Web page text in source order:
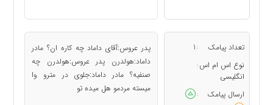
تعداد پیامک :
1
نوع اس ام اس :
انگلیسی
ارسال پیامک
:
پدر عروس:آقای داماد چه کاره ان؟ مادر
داماد:هولدرن پدر عروس:هولدرن چه
صنفیه؟ مادر داماد:جلوی در مترو وا
میسته مردمو هل میده تو